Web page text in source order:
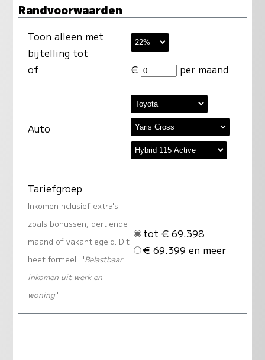
Randvoorwaarden
Toon alleen met
bijtelling tot
of
€ per maand
Auto
Tariefgroep
Inkomen nclusief extra's
zoals bonussen, dertiende
maand of vakantiegeld. Dit
heet formeel: "Belastbaar
inkomen uit werk en
woning"
tot € 69.398
€ 69.399 en meer